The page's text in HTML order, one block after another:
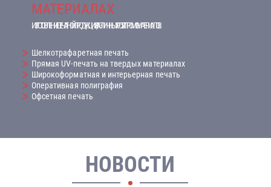
МАТЕРИАЛАХ
ИЗГОТОВЛЕНИЕ ПЕЧАТНОЙ ПРОДУКЦИИ, РАЗЛИЧНЫХ POS И ПРОМО-МАТЕРИАЛОВ.
Шелкотрафаретная печать
Прямая UV-печать на твердых материалах
Широкоформатная и интерьерная печать
Оперативная полиграфия
Офсетная печать
НОВОСТИ